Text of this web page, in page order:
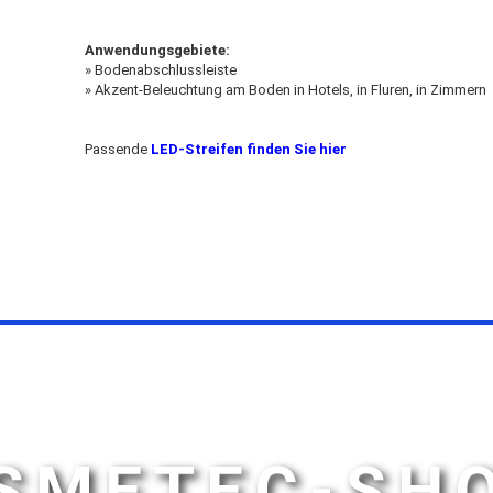
Anwendungsgebiete:
» Bodenabschlussleiste
» Akzent-Beleuchtung am Boden in Hotels, in Fluren, in Zimmern
Passende LED-Streifen finden Sie hier